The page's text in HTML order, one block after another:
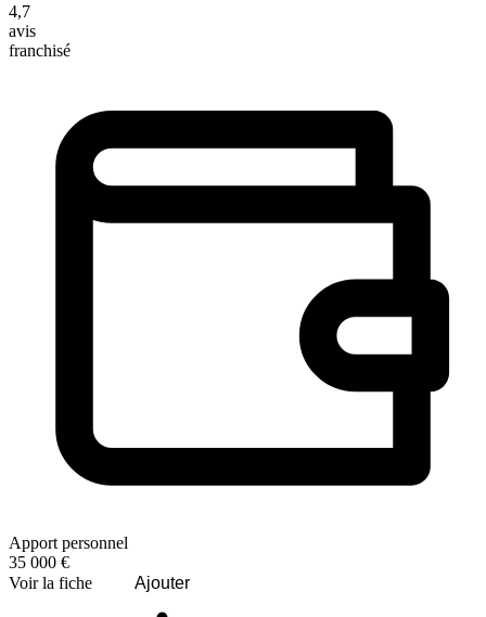
4,7
avis
franchisé
Apport personnel
35 000 €
Voir la fiche
Ajouter